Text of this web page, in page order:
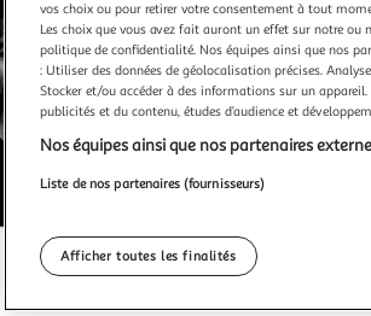
vos choix ou pour retirer votre consentement à tout
Les choix que vous avez fait auront un effet sur notre ou
politique de confidentialité. Nos équipes ainsi que nos
: Utiliser des données de géolocalisation précises.
Stocker et/ou accéder à des informations sur un
publicités et du contenu, études d’audience et
Nos équipes ainsi que nos partenaires
Liste de nos partenaires (fournisseurs)
Afficher toutes les finalités